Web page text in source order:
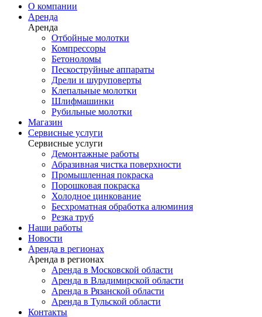
О компании
Аренда
Аренда
Отбойные молотки
Компрессоры
Бетоноломы
Пескоструйные аппараты
Дрели и шуруповерты
Клепальные молотки
Шлифмашинки
Рубильные молотки
Магазин
Сервисные услуги
Сервисные услуги
Демонтажные работы
Абразивная чистка поверхности
Промышленная покраска
Порошковая покраска
Холодное цинкование
Бесхроматная обработка алюминия
Резка труб
Наши работы
Новости
Аренда в регионах
Аренда в регионах
Аренда в Московской области
Аренда в Владимирской области
Аренда в Рязанской области
Аренда в Тульской области
Контакты